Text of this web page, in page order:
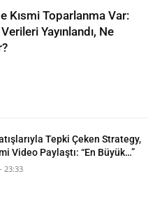
Kısmi Toparlanma Var:
Yayınlandı, Ne
Tepki Çeken Strategy,
Video Paylaştı: “En Büyük…”
23:33